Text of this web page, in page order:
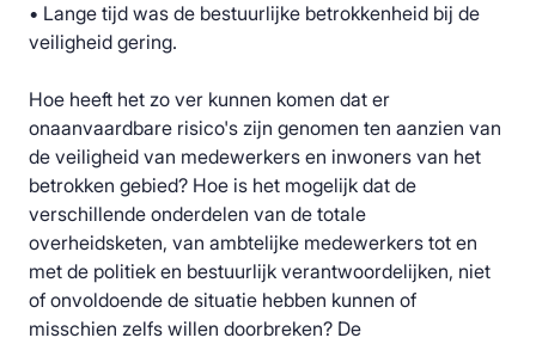
• Lange tijd was de bestuurlijke betrokkenheid bij de
veiligheid gering.
Hoe heeft het zo ver kunnen komen dat er
onaanvaardbare risico's zijn genomen ten aanzien van
de veiligheid van medewerkers en inwoners van het
betrokken gebied? Hoe is het mogelijk dat de
verschillende onderdelen van de totale
overheidsketen, van ambtelijke medewerkers tot en
met de politiek en bestuurlijk verantwoordelijken, niet
of onvoldoende de situatie hebben kunnen of
misschien zelfs willen doorbreken? De